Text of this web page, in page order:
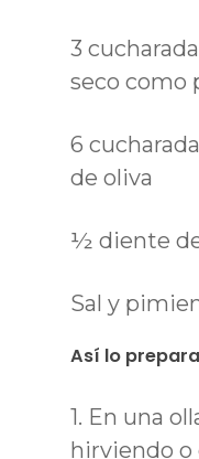
3
seco como
6
de oliva
½ diente
Sal y
Así lo
1. En una
hirviendo o